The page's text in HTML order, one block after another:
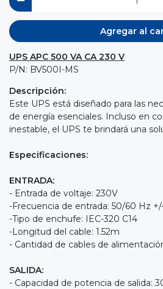
Agregar al
UPS APC 500 VA CA 230 V
P/N: BV500I-MS
Descripción:
Este UPS está diseñado para las
de energía esenciales. Incluso en
inestable, el UPS te brindará una
Especificaciones:
ENTRADA:
- Entrada de voltaje: 230V
-Frecuencia de entrada: 50/60 Hz
-Tipo de enchufe: IEC-320 C14
-Longitud del cable: 1.52m
- Cantidad de cables de
SALIDA:
- Capacidad de potencia de salida: